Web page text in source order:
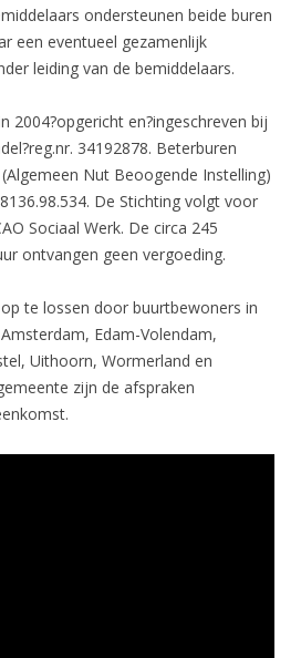
ondersteunen beide buren
een eventueel gezamenlijk
leiding van de bemiddelaars.
2004?opgericht en?ingeschreven bij
34192878. Beterburen
Nut Beoogende Instelling)
De Stichting volgt voor
Sociaal Werk. De circa 245
ontvangen geen vergoeding.
te lossen door buurtbewoners in
Edam-Volendam,
Uithoorn, Wormerland en
zijn de afspraken